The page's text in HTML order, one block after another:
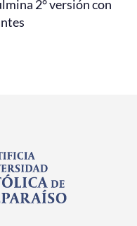
2° versión con